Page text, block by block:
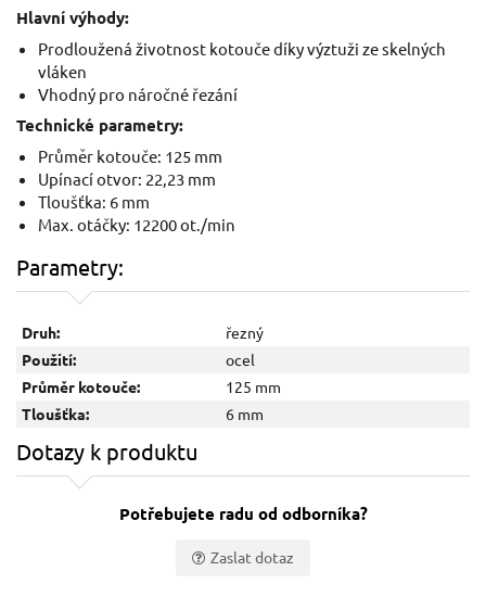
Hlavní výhody:
Prodloužená životnost kotouče díky výztuži ze skelných
vláken
Vhodný pro náročné řezání
Technické parametry:
Průměr kotouče: 125 mm
Upínací otvor: 22,23 mm
Tloušťka: 6 mm
Max. otáčky: 12200 ot./min
Parametry:
Druh:
řezný
Použití:
ocel
Průměr kotouče:
125 mm
Tloušťka:
6 mm
Dotazy k produktu
Potřebujete radu od odborníka?
Zaslat dotaz